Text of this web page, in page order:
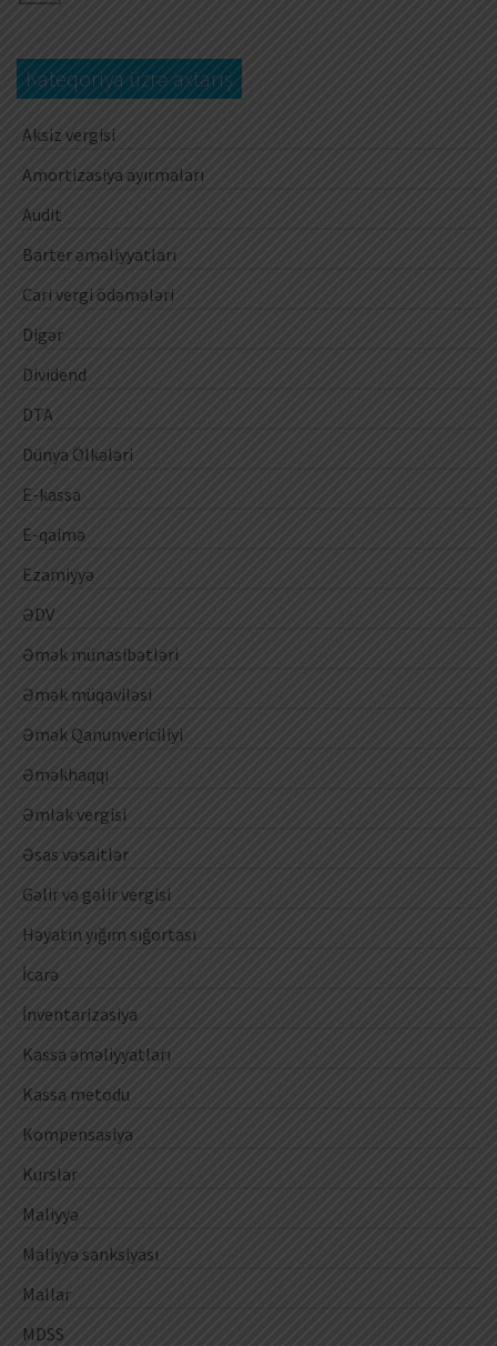
Kateqoriya üzrə axtarış
Aksiz vergisi
Amortizasiya ayırmaları
Audit
Barter əməliyyatları
Cari vergi ödəmələri
Digər
Dividend
DTA
Dünya Ölkələri
E-kassa
E-qaimə
Ezamiyyə
ƏDV
Əmək münasibətləri
Əmək müqaviləsi
Əmək Qanunvericiliyi
Əməkhaqqı
Əmlak vergisi
Əsas vəsaitlər
Gəlir və gəlir vergisi
Həyatın yığım sığortası
İcarə
İnventarizasiya
Kassa əməliyyatları
Kassa metodu
Kompensasiya
Kurslar
Maliyyə
Maliyyə sanksiyası
Mallar
MDSS